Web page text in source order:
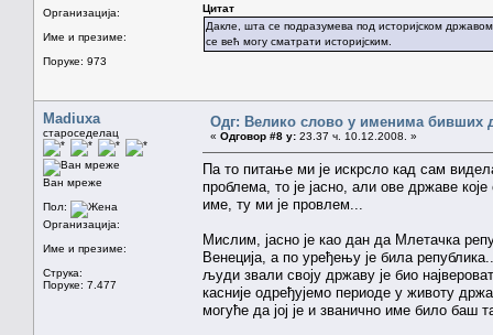
Организација:
Име и презиме:
Поруке: 973
Цитат
Дакле, шта се подразумева под историјском
се већ могу сматрати историјским.
Madiuxa
староседелац
Ван мреже
Пол:
Организација:
Име и презиме:
Струка:
Поруке: 7.477
Одг: Велико слово у именима бивших
« Одговор #8 у: 23.37 ч. 10.12.2008. »
Па то питање ми је искрсло кад сам
проблема, то је јасно, али ове државе
име, ту ми је провлем...
Мислим, јасно је као дан да Млетачка
Венеција, а по уређењу је била
људи звали своју државу је био
касније одређујемо периоде у животу
могуће да јој је и званично име било